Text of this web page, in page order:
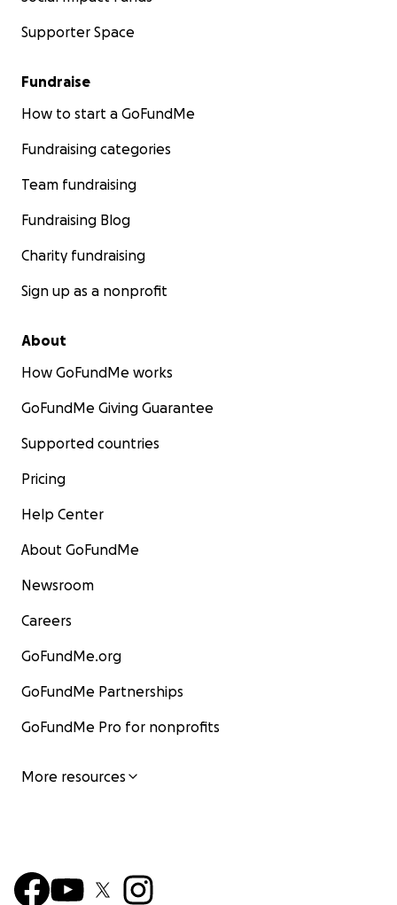
Supporter Space
Fundraise
How to start a GoFundMe
Fundraising categories
Team fundraising
Fundraising Blog
Charity fundraising
Sign up as a nonprofit
About
How GoFundMe works
GoFundMe Giving Guarantee
Supported countries
Pricing
Help Center
About GoFundMe
Newsroom
Careers
GoFundMe.org
GoFundMe Partnerships
GoFundMe Pro for nonprofits
More resources